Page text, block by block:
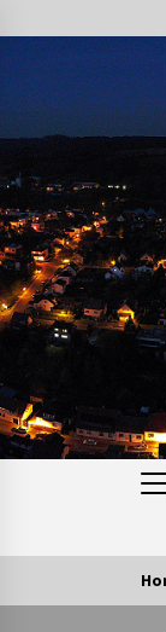
to
content